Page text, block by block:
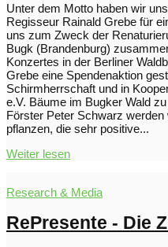
Unter dem Motto haben wir
Regisseur Rainald Grebe für
uns zum Zweck der
Bugk (Brandenburg)
Konzertes in der Berliner
Grebe eine Spendenaktion
Schirmherrschaft und in
e.V. Bäume im Bugker Wald
Förster Peter Schwarz
pflanzen, die sehr positive...
Weiter lesen
Research & Media
RePresente - Die